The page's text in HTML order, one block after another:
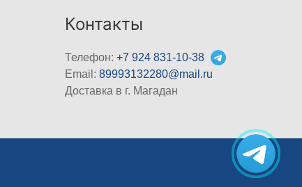
Контакты
Телефон:+7 924 831-10-38
Email:89993132280@mail.ru
Доставка в г. Магадан